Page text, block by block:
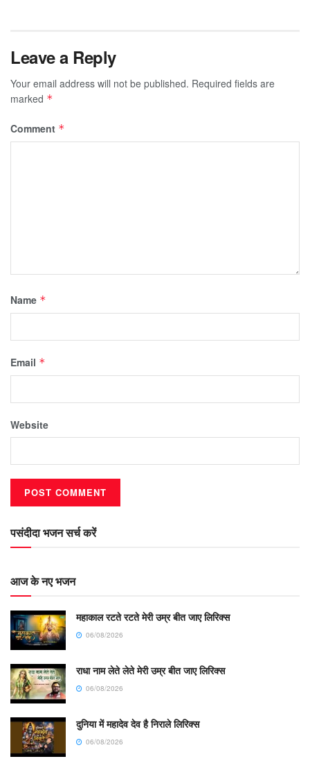
Leave a Reply
Your email address will not be published. Required fields are
marked *
Comment *
Name *
Email *
Website
पसंदीदा भजन सर्च करें
आज के नए भजन
महाकाल रटते रटते मेरी उम्र बीत जाए लिरिक्स
06/08/2026
राधा नाम लेते लेते मेरी उम्र बीत जाए लिरिक्स
06/08/2026
दुनिया में महादेव देव है निराले लिरिक्स
06/08/2026